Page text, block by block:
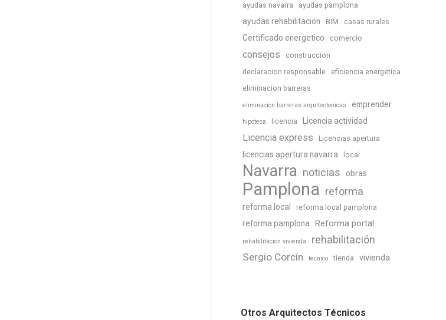
ayudas navarra ayudas pamplona
ayudas rehabilitacion BIM casas rurales
Certificado energetico comercio
consejos
construccion
declaracion responsable
eficiencia energetica
eliminacion barreras
eliminacion barreras arquitectonicas emprender
hipoteca licencia Licencia actividad
Licencia express Licencias apertura
licencias apertura navarra local
Navarra noticias obras
Pamplona reforma
reforma local reforma local pamplona
reforma pamplona Reforma portal
rehabilitacion vivienda rehabilitación
Sergio Corcín tecnico tienda vivienda
Otros Arquitectos Técnicos